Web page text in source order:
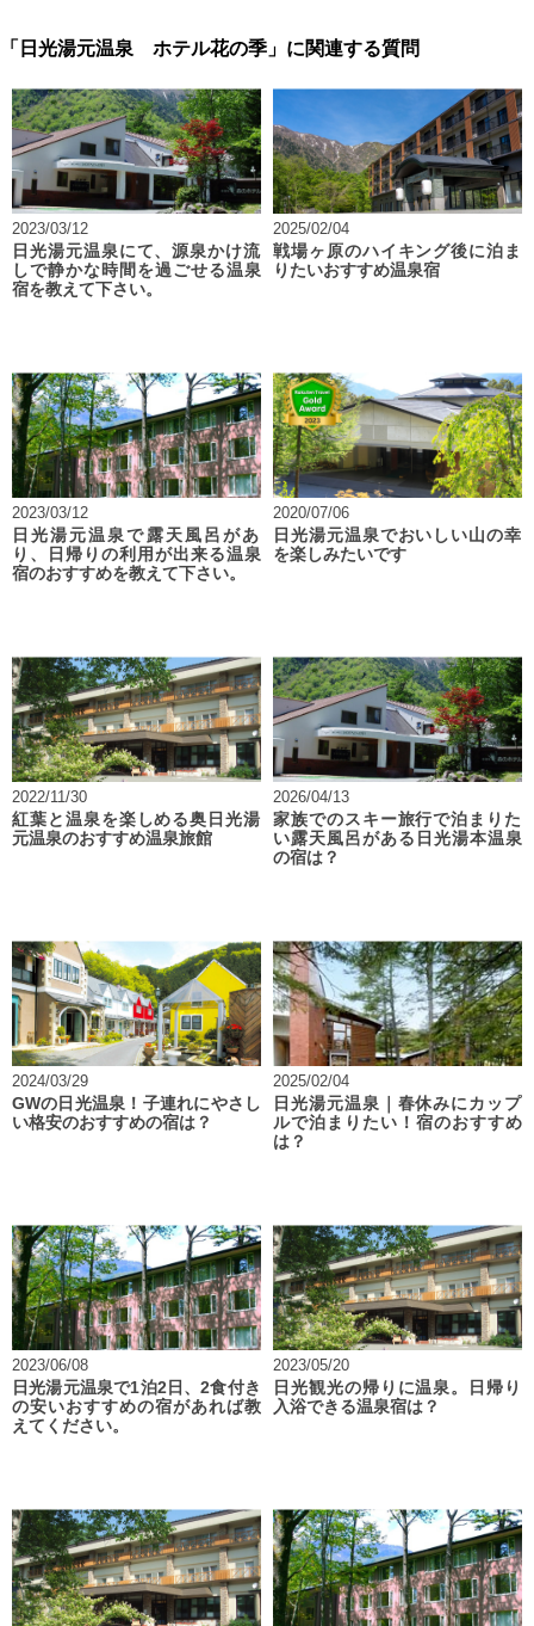
「日光湯元温泉 ホテル花の季」に関連する質問
2023/03/12
日光湯元温泉にて、源泉かけ流
しで静かな時間を過ごせる温泉
宿を教えて下さい。
2025/02/04
戦場ヶ原のハイキング後に泊ま
りたいおすすめ温泉宿
2023/03/12
日光湯元温泉で露天風呂があ
り、日帰りの利用が出来る温泉
宿のおすすめを教えて下さい。
2020/07/06
日光湯元温泉でおいしい山の幸
を楽しみたいです
2022/11/30
紅葉と温泉を楽しめる奥日光湯
元温泉のおすすめ温泉旅館
2026/04/13
家族でのスキー旅行で泊まりた
い露天風呂がある日光湯本温泉
の宿は？
2024/03/29
GWの日光温泉！子連れにやさし
い格安のおすすめの宿は？
2025/02/04
日光湯元温泉｜春休みにカップ
ルで泊まりたい！宿のおすすめ
は？
2023/06/08
日光湯元温泉で1泊2日、2食付き
の安いおすすめの宿があれば教
えてください。
2023/05/20
日光観光の帰りに温泉。日帰り
入浴できる温泉宿は？